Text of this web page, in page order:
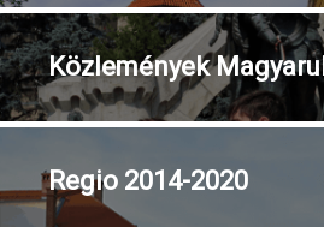
KözleményekMagyarul
Regio 2014-2020